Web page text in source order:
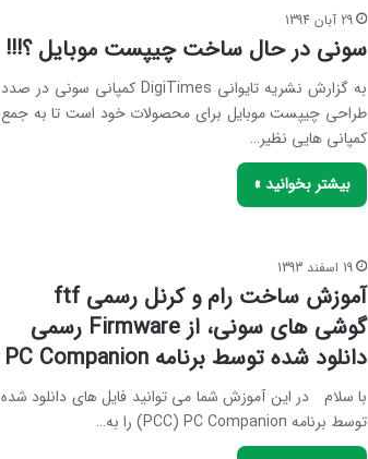
29 آبان 1394
سونی در حال ساخت چیپست موبایل ؟!!!
به گزارش نشریه تایوانی DigiTimes کمپانی سونی در صدد
طراحی چیپست موبایل برای محصولات خود است تا به جمع
کمپانی هایی نظیر…
بیشتر بخوانید »
19 اسفند 1393
آموزش ساخت رام و کرنل رسمی ftf
گوشی های سونی، از Firmware رسمی
دانلود شده توسط برنامه PC Companion
با سلام در این آموزش شما می توانید فایل های دانلود شده
توسط برنامه PCC) PC Companion) را به…